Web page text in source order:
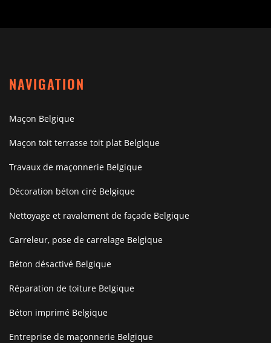
NAVIGATION
Maçon Belgique
Maçon toit terrasse toit plat Belgique
Travaux de maçonnerie Belgique
Décoration béton ciré Belgique
Nettoyage et ravalement de façade Belgique
Carreleur, pose de carrelage Belgique
Béton désactivé Belgique
Réparation de toiture Belgique
Béton imprimé Belgique
Entreprise de maçonnerie Belgique